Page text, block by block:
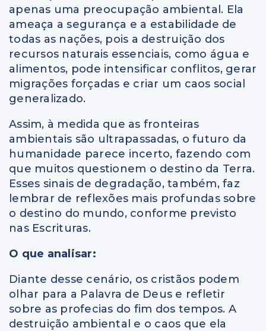
apenas uma preocupação ambiental. Ela
ameaça a segurança e a estabilidade de
todas as nações, pois a destruição dos
recursos naturais essenciais, como água e
alimentos, pode intensificar conflitos, gerar
migrações forçadas e criar um caos social
generalizado.
Assim, à medida que as fronteiras
ambientais são ultrapassadas, o futuro da
humanidade parece incerto, fazendo com
que muitos questionem o destino da Terra.
Esses sinais de degradação, também, faz
lembrar de reflexões mais profundas sobre
o destino do mundo, conforme previsto
nas Escrituras.
O que analisar:
Diante desse cenário, os cristãos podem
olhar para a Palavra de Deus e refletir
sobre as profecias do fim dos tempos. A
destruição ambiental e o caos que ela